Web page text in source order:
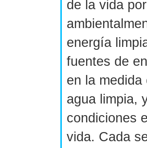
de la vida
energía
fuentes de
en la
agua limpia,
condiciones
vida. Cada